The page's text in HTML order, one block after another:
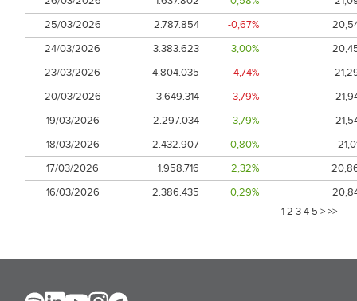
12 34 5 >>>
25/03/2026
2.787.854 -0,67%
24/03/2026
3.383.623 3,00%
23/03/2026
4.804.035 -4,74%
20/03/2026
3.649.314 -3,79%
19/03/2026
2.297.034 3,79%
18/03/2026
2.432.907 0,80%
17/03/2026
1.958.716 2,32%
16/03/2026
2.386.435 0,29%